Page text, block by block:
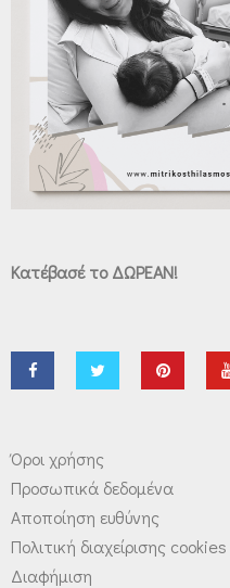
Κατέβασέ το ΔΩΡΕΑΝ!
Όροι χρήσης
Προσωπικά δεδομένα
Αποποίηση ευθύνης
Πολιτική διαχείρισης cookies
Διαφήμιση